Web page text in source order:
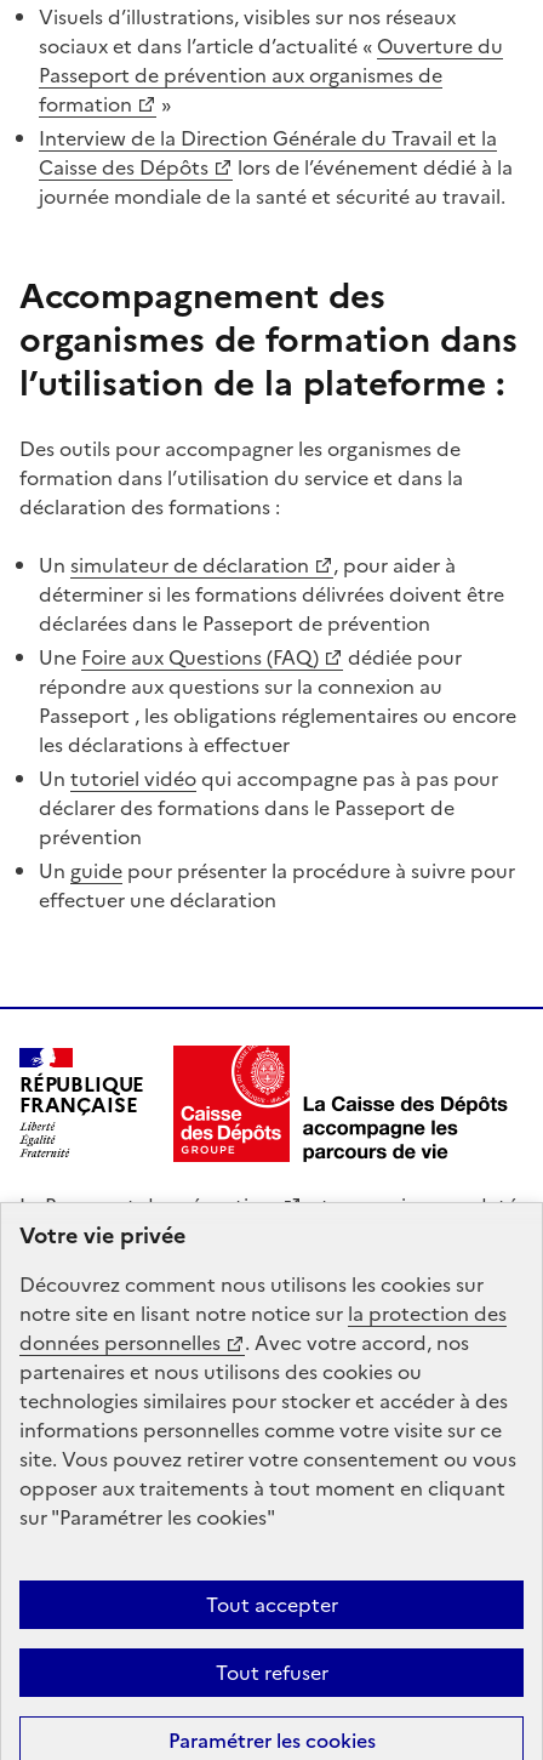
Votre vie privée
Découvrez comment nous utilisons lescookiessur
notre site en lisant notre notice sur la protection des
données personnelles
. Avec votre accord, nos
partenaires et nous utilisons descookiesou
technologies similaires pour stocker et accéder à des
informations personnelles comme votre visite sur ce
site. Vous pouvez retirer votre consentement ou vous
opposer aux traitements à tout moment en cliquant
sur "Paramétrer lescookies"
Tout accepter
Tout refuser
Paramétrer lescookies
Visuels d’illustrations, visibles sur nos réseaux
sociaux et dans l’article d’actualité « Ouverture du
Passeport de prévention aux organismes de
formation
»
Interview de la Direction Générale du Travail et la
Caisse des Dépôts
lors de l’événement dédié à la
journée mondiale de la santé et sécurité au travail.
Texte
Accompagnement des
organismes de formation dans
l’utilisation de la plateforme :
Des outils pour accompagner les organismes de
formation dans l’utilisation du service et dans la
déclaration des formations :
Un simulateur de déclaration
, pour aider à
déterminer si les formations délivrées doivent être
déclarées dans le Passeport de prévention
Une Foire aux Questions (FAQ)
dédiée pour
répondre aux questions sur la connexion au
Passeport , les obligations réglementaires ou encore
les déclarations à effectuer
Un tutoriel vidéoqui accompagne pas à pas pour
déclarer des formations dans le Passeport de
prévention
Un guide pour présenter la procédure à suivre pour
effectuer une déclaration
RÉPUBLIQUE
FRANÇAISE
LePasseport de prévention
est un service mandaté
parle ministère du Travail, de la Santé, des Solidarités
Portail d’information du Passeport de prévention :
conception, animation, maintenance, traitements
informatiques et assistance technique.
legifrance.gouv.fr
info.gouv.fr
service-public.fr
data.gouv.fr
Accessibilité : totalement conforme
Conditions générales d'utilisation
Mentions légales
Plan de site
Protection des données
Gestion des cookies